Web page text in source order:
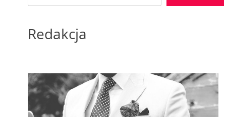
Redakcja